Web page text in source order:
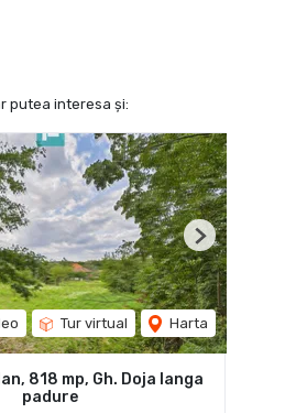
putea interesa și:
Tur virtual Harta
Next
818 mp, Gh. Doja langa
padure